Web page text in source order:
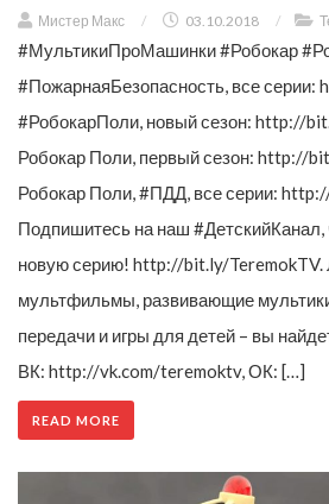
Мистер Макс / 03.10.2018 /
#МультикиПроМашинки #Робокар
#ПожарнаяБезопасность, все
#РобокарПоли, новый сезон: http://
Робокар Поли, первый сезон: http://
Робокар Поли, #ПДД, все серии:
Подпишитесь на наш #ДетскийКанал,
новую серию! http://bit.ly/TeremokTV.
мультфильмы, развивающие
передачи и игры для детей – вы
ВК: http://vk.com/teremoktv, ОК: […]
READ MORE